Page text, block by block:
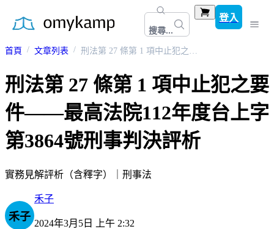
搜尋...
登入
首頁 文章列表 刑法第 27 條第 1 項中止犯之要件——最高法院112年度台上字第3864號刑事判決評析
刑法第 27 條第 1 項中止犯之要
件——最高法院112年度台上字
第3864號刑事判決評析
實務見解評析（含釋字）｜刑事法
禾子
禾子
2024年3月5日 上午 2:32